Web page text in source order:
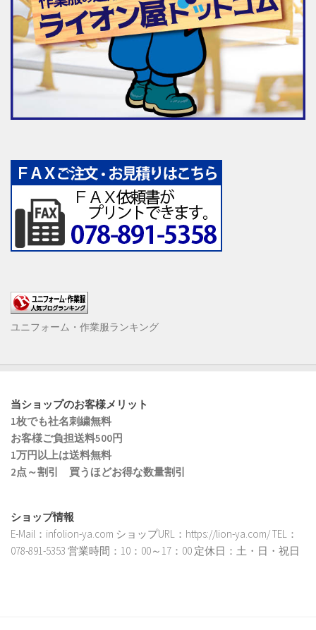
ユニフォーム・作業服ランキング
当ショップのお客様メリット
1枚でも社名刺繍無料
お客様ご負担送料500円
1万円以上は送料無料
2点～割引 買うほどお得な数量割引
ショップ情報
E-Mail：infolion-ya.com ショップURL：https://lion-ya.com/ TEL：
078-891-5353 営業時間：10：00～17：00 定休日：土・日・祝日